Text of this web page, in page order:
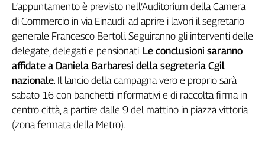
L’appuntamento è previsto nell’Auditorium della Camera
di Commercio in via Einaudi: ad aprire i lavori il segretario
generale Francesco Bertoli. Seguiranno gli interventi delle
delegate, delegati e pensionati. Le conclusioni saranno
affidate a Daniela Barbaresi della segreteria Cgil
nazionale. Il lancio della campagna vero e proprio sarà
sabato 16 con banchetti informativi e di raccolta firma in
centro città, a partire dalle 9 del mattino in piazza vittoria
(zona fermata della Metro).